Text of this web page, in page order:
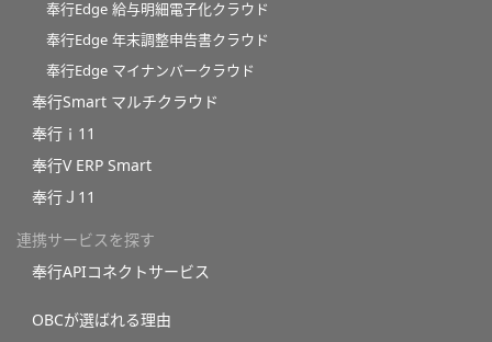
奉行Edge 給与明細電子化クラウド
奉行Edge 年末調整申告書クラウド
奉行Edge マイナンバークラウド
奉行Smart マルチクラウド
奉行ｉ11
奉行V ERP Smart
奉行Ｊ11
連携サービスを探す
奉行APIコネクトサービス
OBCが選ばれる理由